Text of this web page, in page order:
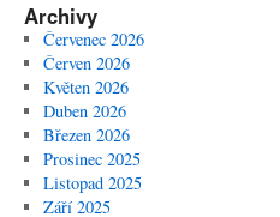
Archivy
Červenec 2026
Červen 2026
Květen 2026
Duben 2026
Březen 2026
Prosinec 2025
Listopad 2025
Září 2025